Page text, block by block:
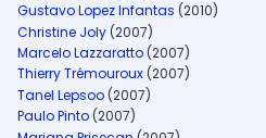
Gustavo Lopez Infantas (2010)
Christine Joly (2007)
Marcelo Lazzaratto (2007)
Thierry Trémouroux (2007)
Tanel Lepsoo (2007)
Paulo Pinto (2007)